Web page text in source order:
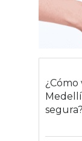
segura?